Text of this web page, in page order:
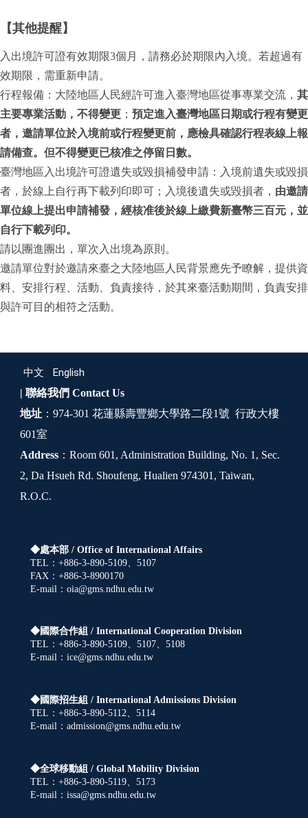
【其他提醒】
入出境許可證有效期限3個月，請務必於期限內入境。若超過有
效期限，需重新申請。
行程報備：大陸地區人民經許可進入臺灣地區從事專業交流， 其
主要專業活動，不得變更 ； 預定進入臺灣地區日期或行程有變更
者，邀請單位於入境前或行程變更前，應檢具確認行程表線上報
請備查。但不得變更已核准之停留日數。
臺灣地區入出境許可證遺失或毀損補發申請：入境前遺失或毀損
者，於線上自行再下載列印即可；入境後遺失或毀損者， 由邀請
單位線上提出申請補發，經核准後於線上繳費新臺幣三百元，並
自行下載列印。
請以團進團出，單次入出境為原則。
邀請單位對於邀請來臺之大陸地區人民背景應先予瞭解，提供資
料、安排行程、活動、負責接待，於其來臺活動期間，負責安排
與許可目的相符之活動。
中文 English
| 聯絡我們 Contact Us
地址 ：974-301 花蓮縣壽豐鄉大學路二段1號 行政大樓
601室
Address ：Room 601, Administration Building, No. 1, Sec.
2, Da Hsueh Rd. Shoufeng, Hualien 974301, Taiwan,
R.O.C.
◆處本部 / Office of International Affairs
TEL：+886-3-890-5109、5107
FAX：+886-3-8900170
E-mail：oia@gms.ndhu.edu.tw
◆國際合作組 / International Cooperation Division
TEL：+886-3-890-5109、5107、5108
E-mail：ice@gms.ndhu.edu.tw
◆國際招生組 / International Admissions Division
TEL：+886-3-890-5112、5114
E-mail：admission@gms.ndhu.edu.tw
◆全球移動組 / Global Mobility Division
TEL：+886-3-890-5119、5173
E-mail：issa@gms.ndhu.edu.tw